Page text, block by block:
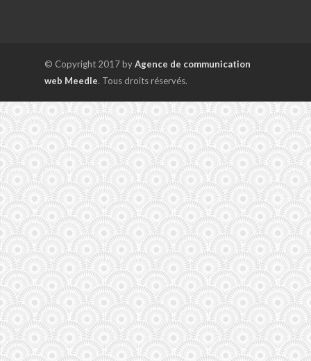
© Copyright 2017 byAgence de communication
web Meedle. Tous droits réservés.